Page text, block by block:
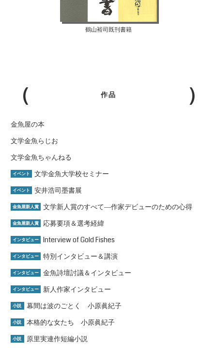
鶴山裕司既刊書籍
作品
金魚屋の本
文学金魚らじお
文学金魚ちゃんねる
イベント 文学金魚大学校セミナー
イベント 安井浩司墨書展
金魚屋新人賞 文学新人賞のすべて―作家デビューのための心得
金魚屋新人賞 応募要項＆選考経緯
インタビュー Interview of Gold Fishes
インタビュー 特別インタビュー＆講演
インタビュー 金魚詩壇討議＆インタビュー
インタビュー 新人作家インタビュー
小説 幕間は波のごとく 小原眞紀子
小説 本格的な女たち 小原眞紀子
小説 原里実連作短編小説